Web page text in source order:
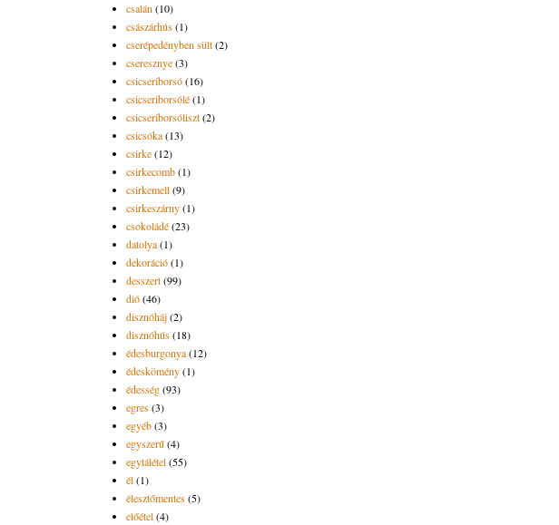
csalán(10)
császárhús(1)
cserépedényben sült(2)
cseresznye(3)
csicseriborsó(16)
csicseriborsólé(1)
csicseriborsóliszt(2)
csicsóka(13)
csirke(12)
csirkecomb(1)
csirkemell(9)
csirkeszárny(1)
csokoládé(23)
datolya(1)
dekoráció(1)
desszert(99)
dió(46)
disznóháj(2)
disznóhús(18)
édesburgonya(12)
édeskömény(1)
édesség(93)
egres(3)
egyéb(3)
egyszerű(4)
egytálétel(55)
él(1)
élesztőmentes(5)
előétel(4)